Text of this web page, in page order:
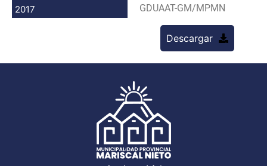
2017
GDUAAT-GM/MPMN
Descargar